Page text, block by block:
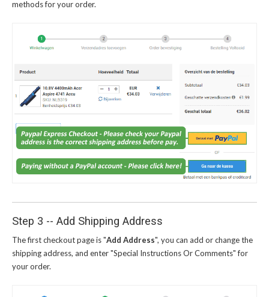
methods for your order.
Step 3 -- Add Shipping Address
The first checkout page is "Add Address", you can add or change the
shipping address, and enter "Special Instructions Or Comments" for
your order.